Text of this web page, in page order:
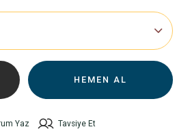
HEMEN AL
Yaz Tavsiye Et